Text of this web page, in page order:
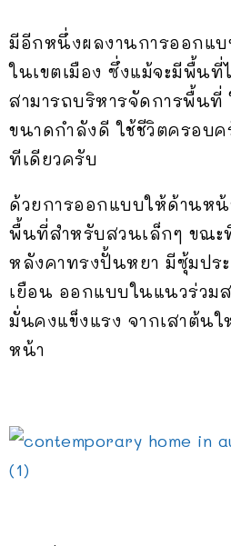
มีอีกหนึ่งผลงานการออกแ
ในเขตเมือง ซึ่งแม้จะมีพื้นที่
สามารถบริหารจัดการพื้นที่
ขนาดกำลังดี ใช้ชีวิตครอบค
ทีเดียวครับ
ด้วยการออกแบบให้ด้านห
พื้นที่สำหรับสวนเล็กๆ ขณะ
หลังคาทรงปั้นหยา มีซุ้มปร
เยือน ออกแบบในแนวร่วม
มั่นคงแข็งแรง จากเสาต้น
หน้า